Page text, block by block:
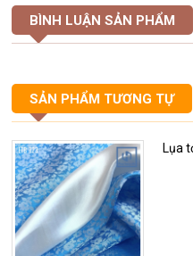
BÌNH LUẬN SẢN PHẨM
SẢN PHẨM TƯƠNG TỰ
Lụa